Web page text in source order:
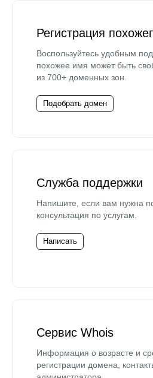
Регистрация
Воспользуйтесь удобным
похожее имя может быть
из 700+ доменных зон.
Подобрать домен
Служба поддержки
Напишите, если вам нужна
консультация по услугам.
Написать
Сервис Whois
Информация о возрасте и
регистрации домена,